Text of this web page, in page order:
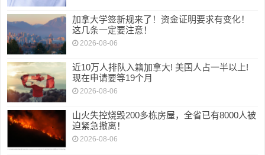
加拿大学签新规来了！资金证明要求有变化！
这几条一定要注意！
2026-08-06
近10万人排队入籍加拿大! 美国人占一半以上!
现在申请要等19个月
2026-08-06
山火失控烧毁200多栋房屋，全省已有8000人被
迫紧急撤离！
2026-08-06